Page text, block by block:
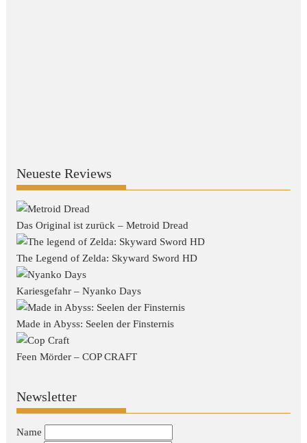
Neueste Reviews
Das Original ist zurück – Metroid Dread
The Legend of Zelda: Skyward Sword HD
Kariesgefahr – Nyanko Days
Made in Abyss: Seelen der Finsternis
Feen Mörder – COP CRAFT
Newsletter
Name